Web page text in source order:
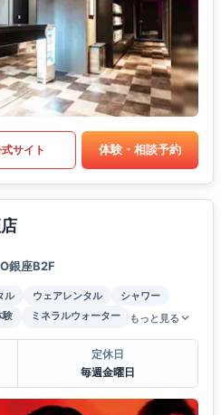
サイト 体験・相談予約
銀座B2F
ル ウェアレンタル
シャワー
験 ミネラルウォーター もっと見る
定休日
毎週金曜日